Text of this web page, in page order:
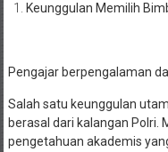
Keunggulan Memilih
Pengajar berpengalaman
Salah satu keunggulan
berasal dari kalangan Polri.
pengetahuan akademis